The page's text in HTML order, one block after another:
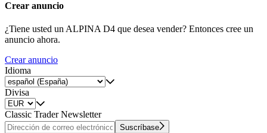
Crear anuncio
¿Tiene usted un ALPINA D4 que desea vender? Entonces cree un
anuncio ahora.
Crear anuncio
Idioma
Divisa
Classic Trader Newsletter
Suscríbase